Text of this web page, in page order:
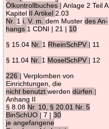
Ölkontrollbuches | Anlage 2 Teil A
Kapitel II Artikel 2.03
Nr. 1 i. V. m.dem Musterdes An-
hangs 1 CDNI | 21 | 10
§ 15.04 Nr. 1 RheinSchPV | 11
§ 11.04 Nr. 1 MoselSchPV | 12
226 | Verplomben von
Einrichtungen, die
nicht benutztwerdendürfen |
Anhang II
§ 8.08 Nr. 10, § 20.01 Nr. 5
BinSchUO | 7 |30
je angefangene